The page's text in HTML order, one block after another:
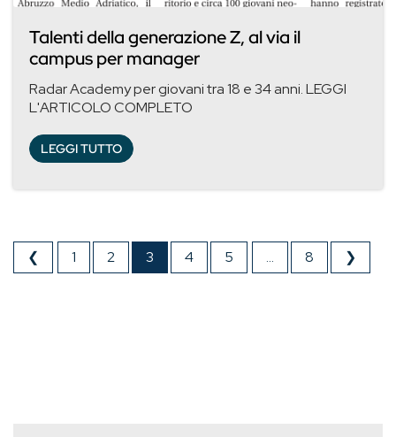
Talenti della generazione Z, al via il
campus per manager
Radar Academy per giovani tra 18 e 34 anni. LEGGI
L'ARTICOLO COMPLETO
LEGGI TUTTO
❮ 1 2 3 4 5 ... 8 ❯